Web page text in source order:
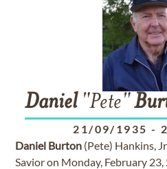
Daniel"Pete"
21/09/1935 -
Daniel Burton (Pete) Hankins,
Savior on Monday, February 23,